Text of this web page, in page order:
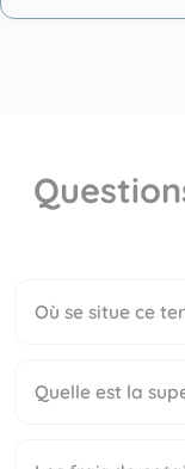
Où se situe ce
Quelle est la